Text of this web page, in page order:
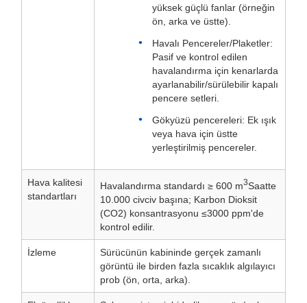
yüksek güçlü fanlar (örneğin
ön, arka ve üstte).
Havalı Pencereler/Plaketler:
Pasif ve kontrol edilen
havalandırma için kenarlarda
ayarlanabilir/sürülebilir kapalı
pencere setleri.
Gökyüzü pencereleri: Ek ışık
veya hava için üstte
yerleştirilmiş pencereler.
Hava kalitesi
standartları
Havalandırma standardı ≥ 600 m3Saatte
10.000 civciv başına; Karbon Dioksit
(CO2) konsantrasyonu ≤3000 ppm'de
kontrol edilir.
İzleme
Sürücünün kabininde gerçek zamanlı
görüntü ile birden fazla sıcaklık algılayıcı
prob (ön, orta, arka).